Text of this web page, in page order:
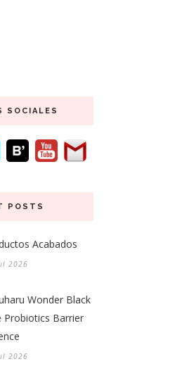
SOCIALES
POSTS
Acabados
2026
Wonder Black
Probiotics Barrier
2026